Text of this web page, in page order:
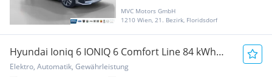
MVC Motors GmbH
1210 Wien, 21. Bezirk, Floridsdorf
Hyundai Ioniq 6 IONIQ 6 Comfort Line 84 kWh
4WD abz. S...
Elektro, Automatik, Gewährleistung